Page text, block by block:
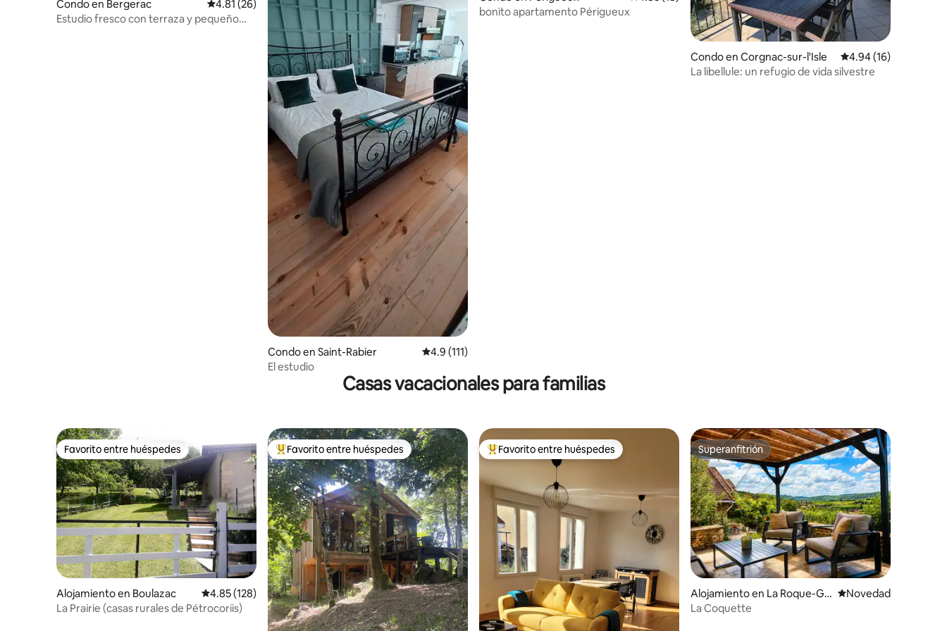
Condo en Bergerac Calificación promedio: 4.81 de 5, 26 reseñas
4.81 (26)
Estudio fresco con terraza y pequeño
Condo en Saint-Rabier Calificación promedio: 4.9 de 5, 111 reseñas
4.9 (111)
El estudio
bonito apartamento Périgueux
Condo en Corgnac-sur-l'Isle Calificación
4.94 (16)
La libellule: un refugio de vida silvestre
Casas vacacionales para familias
Favorito entre huéspedes
Favorito entre huéspedes
Alojamiento en Boulazac Calificación promedio: 4.85 de 5, 128 reseñas
4.85 (128)
La Prairie (casas rurales de Pétrocoriis)
Favorito entre huéspedes preferido
Favorito entre huéspedes Favorito entre huéspedes preferido
Favorito entre huéspedes Superanfitrión
Superanfitrión
Alojamiento en La Roque-Ga
geac
Lugar para
Novedad
La Coquette